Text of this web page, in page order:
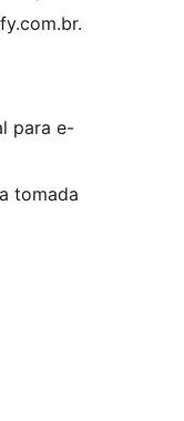
para e-
tomada